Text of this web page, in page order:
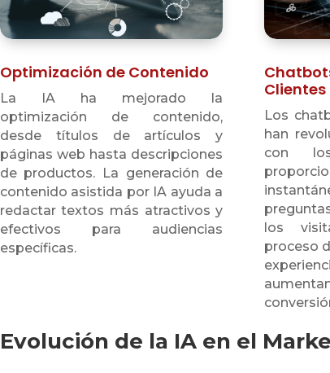
Optimización de Contenido
La IA ha mejorado la
optimización de contenido,
desde títulos de artículos y
páginas web hasta descripciones
de productos. La generación de
contenido asistida por IA ayuda a
redactar textos más atractivos y
efectivos para audiencias
específicas.
Clientes
Los
han
con
los
proceso
Evolución de la IA en el